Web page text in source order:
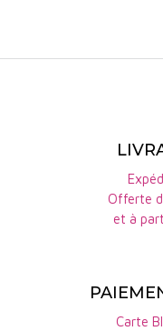
Offerte
et à
Carte